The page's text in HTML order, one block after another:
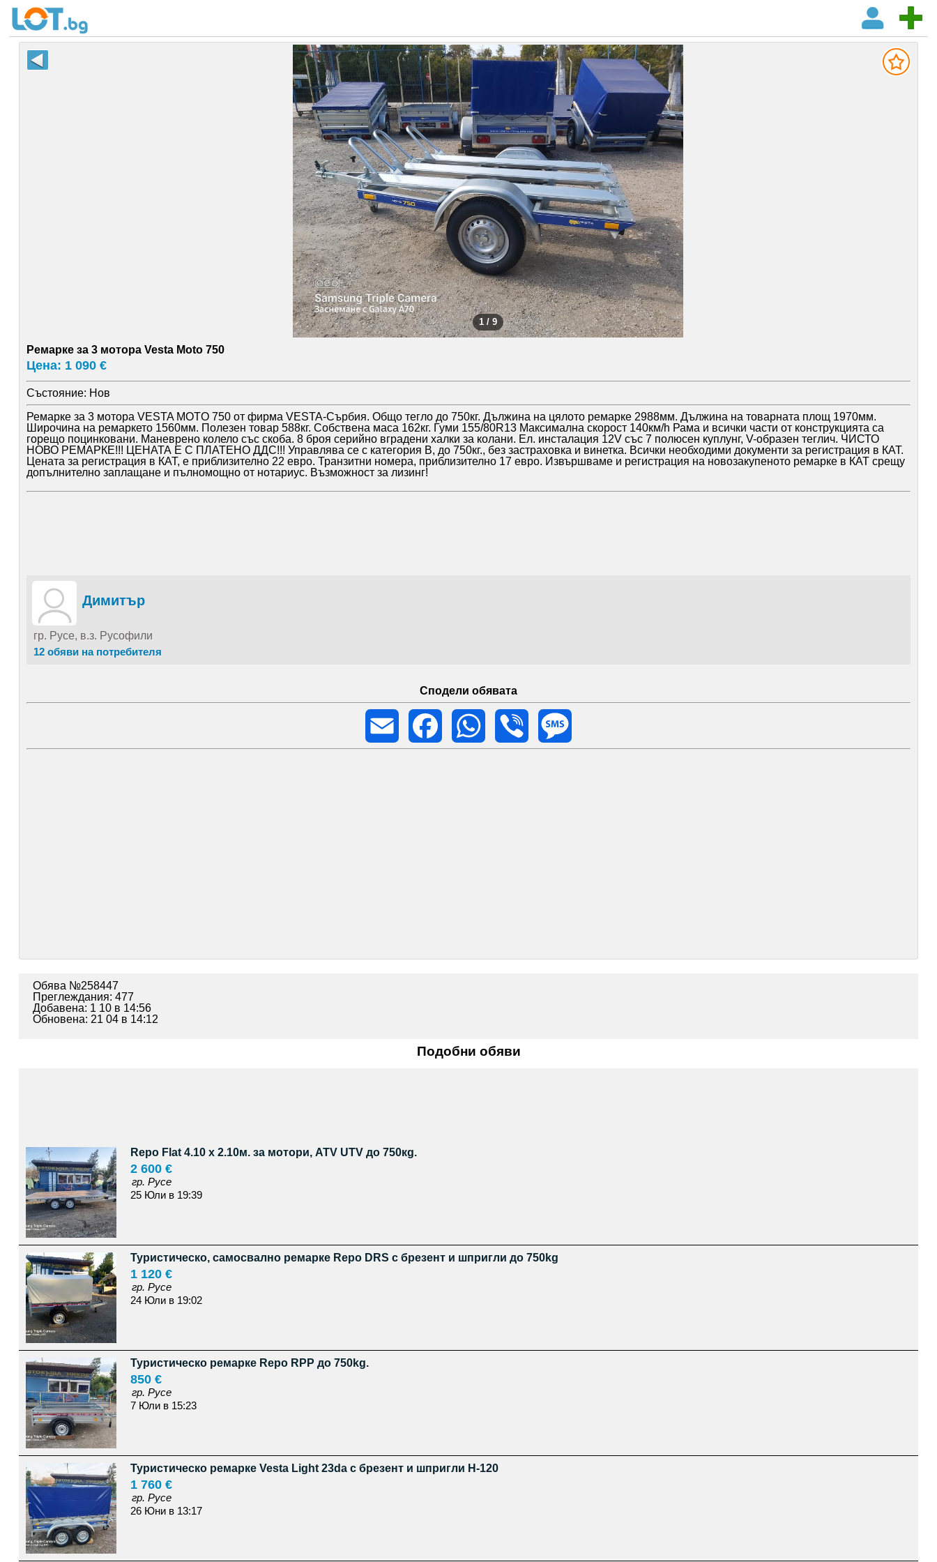
1 / 9
Ремарке за 3 мотора Vesta Moto 750
Цена: 1 090 €
Състояние: Нов
Ремарке за 3 мотора VESTA MOTO 750 от фирма VESTA-Сърбия. Общо тегло до 750кг. Дължина на цялото ремарке 2988мм. Дължина на товарната площ 1970мм.
Широчина на ремаркето 1560мм. Полезен товар 588кг. Собствена маса 162кг. Гуми 155/80R13 Максимална скорост 140км/h Рама и всички части от конструкцията са
горещо поцинковани. Маневрено колело със скоба. 8 броя серийно вградени халки за колани. Ел. инсталация 12V със 7 полюсен куплунг, V-образен теглич. ЧИСТО
НОВО РЕМАРКЕ!!! ЦЕНАТА Е С ПЛАТЕНО ДДС!!! Управлява се с категория B, до 750кг., без застраховка и винетка. Всички необходими документи за регистрация в КАТ.
Цената за регистрация в КАТ, е приблизително 22 евро. Транзитни номера, приблизително 17 евро. Извършваме и регистрация на новозакупеното ремарке в КАТ срещу
допълнително заплащане и пълномощно от нотариус. Възможност за лизинг!
Димитър
гр. Русе, в.з. Русофили
12 обяви на потребителя
Сподели обявата
Email
Facebook WhatsApp Viber
Обява №258447
Преглеждания: 477
Добавена: 1 10 в 14:56
Обновена: 21 04 в 14:12
Подобни обяви
Repo Flat 4.10 x 2.10м. за мотори, АТV UTV до 750кg.
2 600 €
гр. Русе
25 Юли в 19:39
Туристическо, самосвално ремарке Repo DRS с брезент и шпригли до 750kg
1 120 €
гр. Русе
24 Юли в 19:02
Туристическо ремарке Repo RPP до 750kg.
850 €
гр. Русе
7 Юли в 15:23
Туристическо ремарке Vesta Light 23da с брезент и шпригли H-120
1 760 €
гр. Русе
26 Юни в 13:17